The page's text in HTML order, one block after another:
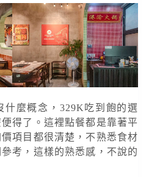
什麼概念，329K吃到飽的選
得了。這裡點餐都是靠著平
項目都很清楚，不熟悉食材
考，這樣的熟悉感，不說的